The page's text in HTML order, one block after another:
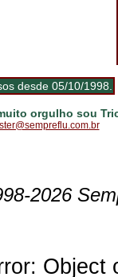
desde 05/10/1998.
orgulho sou
2026
Object